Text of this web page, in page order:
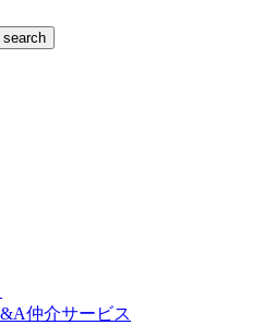
仲介サービス